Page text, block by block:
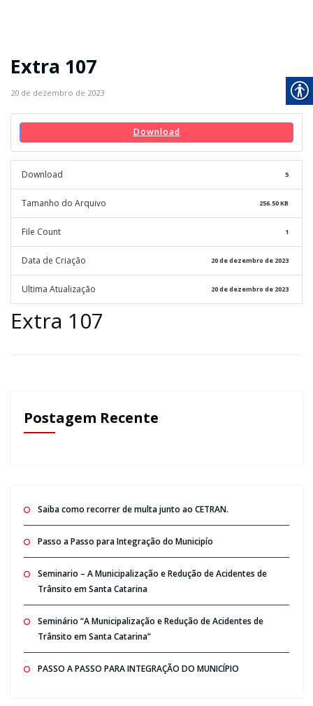
Extra 107
20 de dezembro de 2023
Download
Download 5
Tamanho do Arquivo 256.50 KB
File Count 1
Data de Criação 20 de dezembro de 2023
Ultima Atualização 20 de dezembro de 2023
Extra 107
Postagem Recente
Saiba como recorrer de multa junto ao CETRAN.
Passo a Passo para Integração do Municipío
Seminario – A Municipalização e Redução de Acidentes de
Trânsito em Santa Catarina
Seminário “A Municipalização e Redução de Acidentes de
Trânsito em Santa Catarina”
PASSO A PASSO PARA INTEGRAÇÃO DO MUNICÍPIO